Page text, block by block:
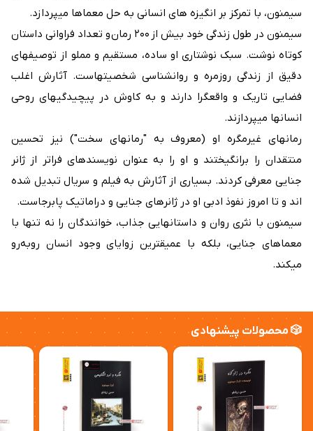
سیمنون، با تمرکز بر انگیزه های انسانی به حل معماها میپردازد.
سیمنون در طول زندگی خود بیش از ۲۰۰ رمان و تعداد فراوانی داستان
کوتاه نوشت. سبک نوشتاری او ساده، مستقیم و مملو از توصیفهای
دقیق از زندگی روزمره و روانشناسی شخصیتهاست. آثارش اغلب
فضایی تاریک و واقعگرا دارند و به کاوش در پیچیدگیهای روحی
انسانها میپردازند.
رمانهای غیرمگره او (معروف به "رمانهای سخت") نیز تحسین
منتقدان را برانگیختند و او را به عنوان نویسندهای فراتر از ژانر
جنایی معرفی کردند. بسیاری از آثارش به فیلم و سریال تبدیل شده
اند و تا امروز نفوذ ادبی او در ژانرهای جنایی و دراماتیک پابرجاست.
سیمنون با نثری روان و داستانهایی جذاب، خوانندگان را نه تنها با
معماهای جنایی، بلکه با عمیقترین زوایای وجود انسان روبه‌رو
میکند.
🎲 محصولات پیشنهادی